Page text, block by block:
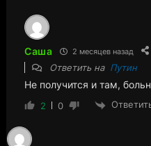
Саша 2 месяцев назад
Ответить на Путин
Не получится и там,
2 0